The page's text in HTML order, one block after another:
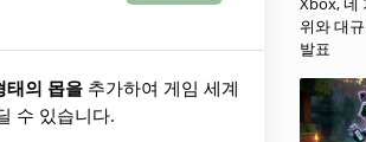
태의 몹을 추가하여 게임 세계
수 있습니다.
위와 대
발표